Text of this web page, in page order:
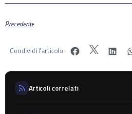
Precedente
Condividi l'articolo:
Articoli correlati